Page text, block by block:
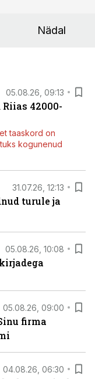
Nädal
05.08.26, 09:13
42000-
taaskord on
kogunenud
31.07.26, 12:13
turule ja
05.08.26, 10:08
05.08.26, 09:00
firma
04.08.26, 06:30